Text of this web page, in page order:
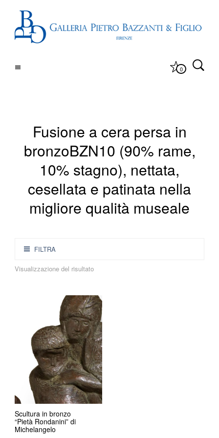
0
Fusione a cera persa in
bronzoBZN10 (90% rame,
10% stagno), nettata,
cesellata e patinata nella
migliore qualità museale
FILTRA
Visualizzazione del risultato
Scultura in bronzo
“Pietà Rondanini” di
Michelangelo